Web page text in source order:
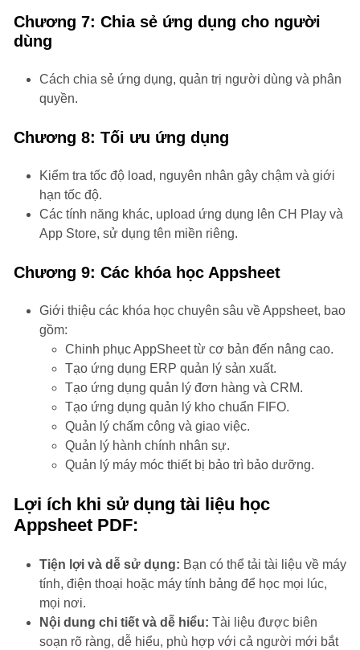
Chương 7: Chia sẻ ứng dụng cho người
dùng
Cách chia sẻ ứng dụng, quản trị người dùng và phân
quyền.
Chương 8: Tối ưu ứng dụng
Kiểm tra tốc độ load, nguyên nhân gây chậm và giới
hạn tốc độ.
Các tính năng khác, upload ứng dụng lên CH Play và
App Store, sử dụng tên miền riêng.
Chương 9: Các khóa học Appsheet
Giới thiệu các khóa học chuyên sâu về Appsheet, bao
gồm:
Chinh phục AppSheet từ cơ bản đến nâng cao.
Tạo ứng dụng ERP quản lý sản xuất.
Tạo ứng dụng quản lý đơn hàng và CRM.
Tạo ứng dụng quản lý kho chuẩn FIFO.
Quản lý chấm công và giao việc.
Quản lý hành chính nhân sự.
Quản lý máy móc thiết bị bảo trì bảo dưỡng.
Lợi ích khi sử dụng tài liệu học
Appsheet PDF:
Tiện lợi và dễ sử dụng: Bạn có thể tải tài liệu về máy
tính, điện thoại hoặc máy tính bảng để học mọi lúc,
mọi nơi.
Nội dung chi tiết và dễ hiểu: Tài liệu được biên
soạn rõ ràng, dễ hiểu, phù hợp với cả người mới bắt